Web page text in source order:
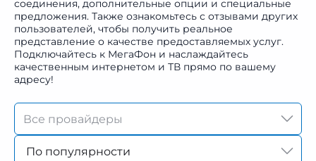
соединения, дополнительные опции и специальные
предложения. Также ознакомьтесь с отзывами других
пользователей, чтобы получить реальное
представление о качестве предоставляемых услуг.
Подключайтесь к МегаФон и наслаждайтесь
качественным интернетом и ТВ прямо по вашему
адресу!
По популярности